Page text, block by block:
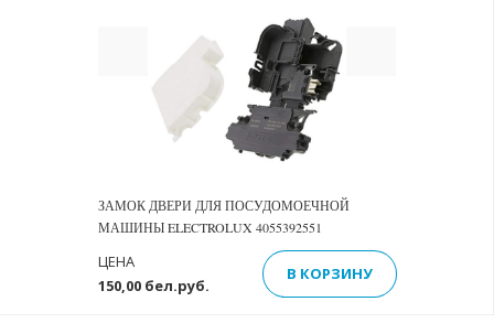
Previous
ЗАМОК ДВЕРИ ДЛЯ ПОСУДОМОЕЧНОЙ
МАШИНЫ ELECTROLUX 4055392551
150,00 бел.руб.
ЦЕНА
В КОРЗИНУ